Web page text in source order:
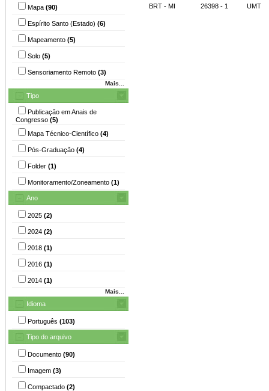
Mapa (90)
Espírito Santo (Estado) (6)
Mapeamento (5)
Solo (5)
Sensoriamento Remoto (3)
Mais...
Tipo
Publicação em Anais de
Congresso (5)
Mapa Técnico-Científico (4)
Pós-Graduação (4)
Folder (1)
Monitoramento/Zoneamento (1)
Ano
2025 (2)
2024 (2)
2018 (1)
2016 (1)
2014 (1)
Mais...
Idioma
Português (103)
Tipo do arquivo
Documento (90)
Imagem (3)
Compactado (2)
BRT - MI 26398 - 1 UMT